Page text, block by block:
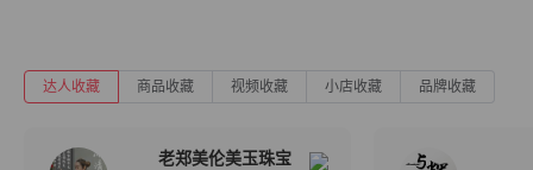
达人收藏 商品收藏 视频收藏 小店收藏 品牌收藏
老郑美伦美玉珠宝